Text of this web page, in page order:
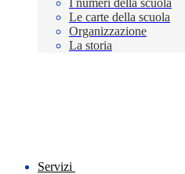
I numeri della scuola
Le carte della scuola
Organizzazione
La storia
Servizi